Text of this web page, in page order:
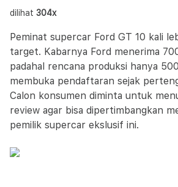
dilihat 304x
Peminat supercar Ford GT 10 kali
target. Kabarnya Ford menerima
padahal rencana produksi hanya
membuka pendaftaran sejak
Calon konsumen diminta untuk
review agar bisa dipertimbangkan
pemilik supercar ekslusif ini.